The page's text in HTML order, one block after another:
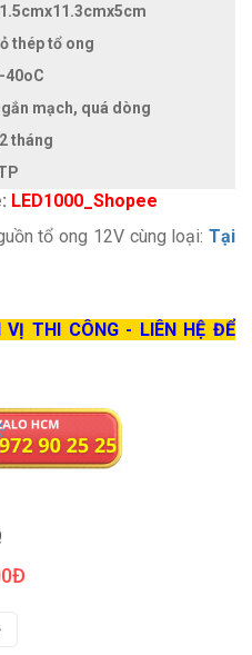
thép tổ ong
40oC
mạch, quá dòng
tháng
LED1000_Shopee
tổ ong 12V cùng loại: Tại
THI CÔNG - LIÊN HỆ ĐỂ
Đ